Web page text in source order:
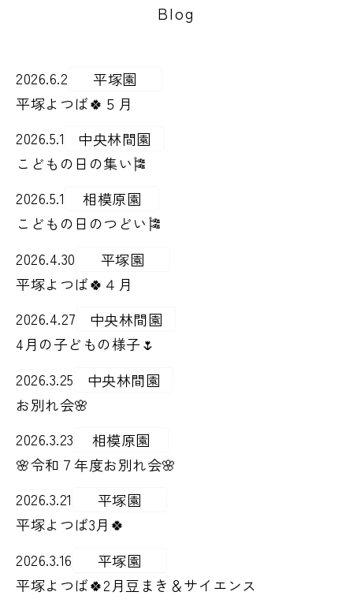
Blog
2026.6.2
平塚園
平塚よつば🍀５月
2026.5.1
中央林間園
こどもの日の集い🎏
2026.5.1
相模原園
こどもの日のつどい🎏
2026.4.30
平塚園
平塚よつば🍀４月
2026.4.27
中央林間園
4月の子どもの様子🌷
2026.3.25
中央林間園
お別れ会🌸
2026.3.23
相模原園
🌸令和７年度お別れ会🌸
2026.3.21
平塚園
平塚よつば3月🍀
2026.3.16
平塚園
平塚よつば🍀2月豆まき＆サイエンス